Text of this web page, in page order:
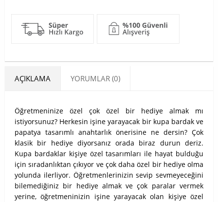
AÇIKLAMA YORUMLAR (0)
Öğretmeninize özel çok özel bir hediye almak mı
istiyorsunuz? Herkesin işine yarayacak bir kupa bardak ve
papatya tasarımlı anahtarlık önerisine ne dersin? Çok
klasik bir hediye diyorsanız orada biraz durun deriz.
Kupa bardaklar kişiye özel tasarımları ile hayat bulduğu
için sıradanlıktan çıkıyor ve çok daha özel bir hediye olma
yolunda ilerliyor. Öğretmenlerinizin sevip sevmeyeceğini
bilemediğiniz bir hediye almak ve çok paralar vermek
yerine, öğretmeninizin işine yarayacak olan kişiye özel